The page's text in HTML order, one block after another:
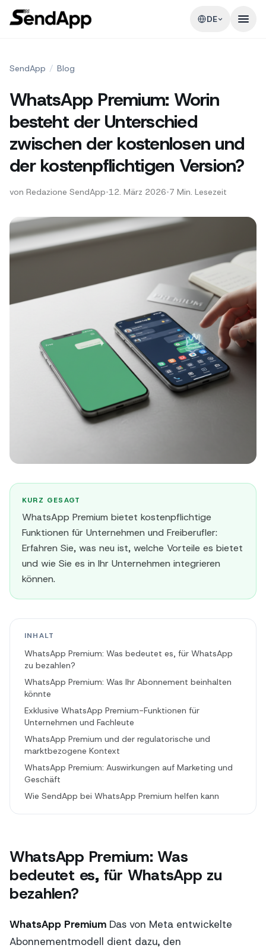
DE
SendApp / Blog
WhatsApp Premium: Worin
besteht der Unterschied
zwischen der kostenlosen und
der kostenpflichtigen Version?
von Redazione SendApp•12. März 2026•7 Min. Lesezeit
KURZ GESAGT
WhatsApp Premium bietet kostenpflichtige
Funktionen für Unternehmen und Freiberufler:
Erfahren Sie, was neu ist, welche Vorteile es bietet
und wie Sie es in Ihr Unternehmen integrieren
können.
INHALT
WhatsApp Premium: Was bedeutet es, für WhatsApp
zu bezahlen?
WhatsApp Premium: Was Ihr Abonnement beinhalten
könnte
Exklusive WhatsApp Premium-Funktionen für
Unternehmen und Fachleute
WhatsApp Premium und der regulatorische und
marktbezogene Kontext
WhatsApp Premium: Auswirkungen auf Marketing und
Geschäft
Wie SendApp bei WhatsApp Premium helfen kann
WhatsApp Premium: Was
bedeutet es, für WhatsApp zu
bezahlen?
WhatsApp Premium Das von Meta entwickelte
Abonnementmodell dient dazu, den